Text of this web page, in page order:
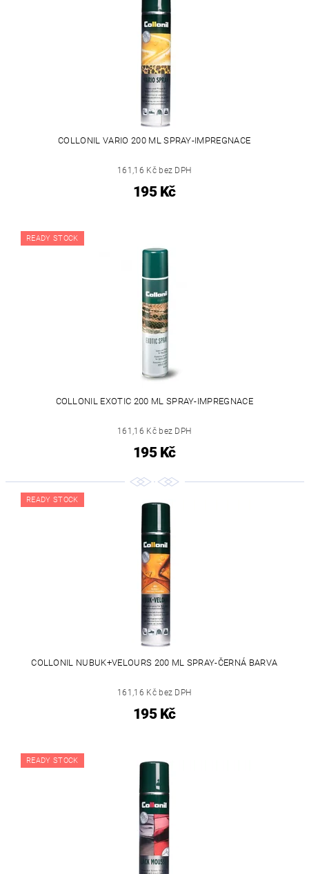
COLLONIL VARIO 200 ML SPRAY-IMPREGNACE
161,16 Kč bez DPH
195 Kč
READY STOCK
COLLONIL EXOTIC 200 ML SPRAY-IMPREGNACE
161,16 Kč bez DPH
195 Kč
READY STOCK
COLLONIL NUBUK+VELOURS 200 ML SPRAY-ČERNÁ BARVA
161,16 Kč bez DPH
195 Kč
READY STOCK